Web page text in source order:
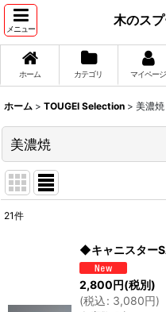
メニュー
木のス
ホーム カテゴリ マイページ
ホーム > TOUGEI Selection > 美濃焼
美濃焼
並び順:
21件
◆キャニスタ
2,800円(税別)
(税込: 3,080円)